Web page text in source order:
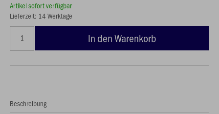
Artikel sofort verfügbar
Lieferzeit: 14 Werktage
In den Warenkorb
Beschreibung